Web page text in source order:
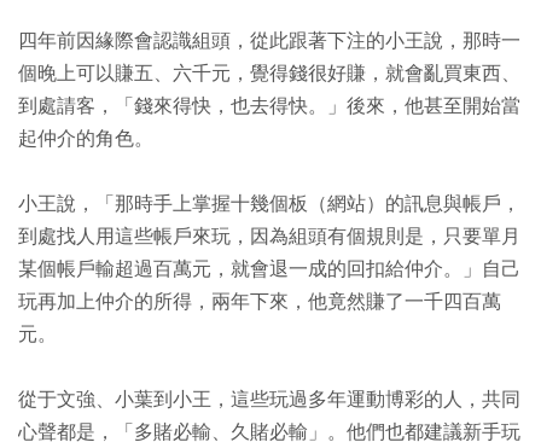
四年前因緣際會認識組頭，從此跟著下注的小王說，那時一
個晚上可以賺五、六千元，覺得錢很好賺，就會亂買東西、
到處請客，「錢來得快，也去得快。」後來，他甚至開始當
起仲介的角色。
小王說，「那時手上掌握十幾個板（網站）的訊息與帳戶，
到處找人用這些帳戶來玩，因為組頭有個規則是，只要單月
某個帳戶輸超過百萬元，就會退一成的回扣給仲介。」自己
玩再加上仲介的所得，兩年下來，他竟然賺了一千四百萬
元。
從于文強、小葉到小王，這些玩過多年運動博彩的人，共同
心聲都是，「多賭必輸、久賭必輸」。他們也都建議新手玩